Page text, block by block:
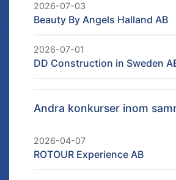
2026-07-03
Beauty By Angels Halland AB
2026-07-01
DD Construction in Sweden
Andra konkurser inom
2026-04-07
ROTOUR Experience AB